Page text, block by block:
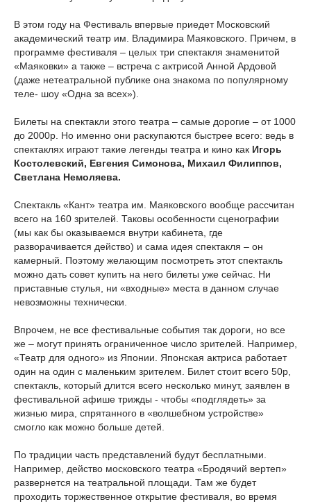
В этом году на Фестиваль впервые приедет Московский
академический театр им. Владимира Маяковского. Причем, в
программе фестиваля – целых три спектакля знаменитой
«Маяковки» а также – встреча с актрисой Анной Ардовой
(даже нетеатральной публике она знакома по популярному
теле- шоу «Одна за всех»).
Билеты на спектакли этого театра – самые дорогие – от 1000
до 2000р. Но именно они раскупаются быстрее всего: ведь в
спектаклях играют такие легенды театра и кино как Игорь
Костолевский, Евгения Симонова, Михаил Филиппов,
Светлана Немоляева.
Спектакль «Кант» театра им. Маяковского вообще рассчитан
всего на 160 зрителей. Таковы особенности сценографии
(мы как бы оказываемся внутри кабинета, где
разворачивается действо) и сама идея спектакля – он
камерный. Поэтому желающим посмотреть этот спектакль
можно дать совет купить на него билеты уже сейчас. Ни
приставные стулья, ни «входные» места в данном случае
невозможны технически.
Впрочем, не все фестивальные события так дороги, но все
же – могут принять ограниченное число зрителей. Например,
«Театр для одного» из Японии. Японская актриса работает
один на один с маленьким зрителем. Билет стоит всего 50р,
спектакль, который длится всего несколько минут, заявлен в
фестивальной афише трижды - чтобы «подглядеть» за
жизнью мира, спрятанного в «волшебном устройстве»
смогло как можно больше детей.
По традиции часть представлений будут бесплатными.
Например, действо московского театра «Бродячий вертеп»
развернется на театральной площади. Там же будет
проходить торжественное открытие фестиваля, во время